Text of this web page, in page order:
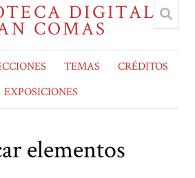
TEMAS
CRÉDITOS
EXPOSICIONES
elementos